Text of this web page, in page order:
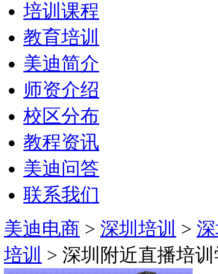
培训课程
教育培训
美迪简介
师资介绍
校区分布
教程资讯
美迪问答
联系我们
美迪电商 > 深圳培训 >
培训 > 深圳附近直播培